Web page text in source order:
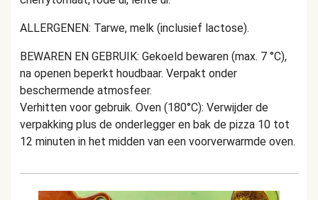
ALLERGENEN: Tarwe, melk (inclusief lactose).
BEWAREN EN GEBRUIK: Gekoeld bewaren (max. 7 °C),
na openen beperkt houdbaar. Verpakt onder
beschermende atmosfeer.
Verhitten voor gebruik. Oven (180°C): Verwijder de
verpakking plus de onderlegger en bak de pizza 10 tot
12 minuten in het midden van een voorverwarmde oven.